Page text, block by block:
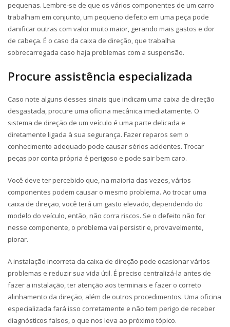
pequenas. Lembre-se de que os vários componentes de um carro
trabalham em conjunto, um pequeno defeito em uma peça pode
danificar outras com valor muito maior, gerando mais gastos e dor
de cabeça. É o caso da caixa de direção, que trabalha
sobrecarregada caso haja problemas com a suspensão.
Procure assistência especializada
Caso note alguns desses sinais que indicam uma caixa de direção
desgastada, procure uma oficina mecânica imediatamente. O
sistema de direção de um veículo é uma parte delicada e
diretamente ligada à sua segurança. Fazer reparos sem o
conhecimento adequado pode causar sérios acidentes. Trocar
peças por conta própria é perigoso e pode sair bem caro.
Você deve ter percebido que, na maioria das vezes, vários
componentes podem causar o mesmo problema. Ao trocar uma
caixa de direção, você terá um gasto elevado, dependendo do
modelo do veículo, então, não corra riscos. Se o defeito não for
nesse componente, o problema vai persistir e, provavelmente,
piorar.
A instalação incorreta da caixa de direção pode ocasionar vários
problemas e reduzir sua vida útil. É preciso centralizá-la antes de
fazer a instalação, ter atenção aos terminais e fazer o correto
alinhamento da direção, além de outros procedimentos. Uma oficina
especializada fará isso corretamente e não tem perigo de receber
diagnósticos falsos, o que nos leva ao próximo tópico.